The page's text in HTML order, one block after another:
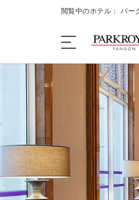
閲覧中のホテル： パー
ザ・ホテル
睡眠
お食事 + お飲み物
キャンペーン